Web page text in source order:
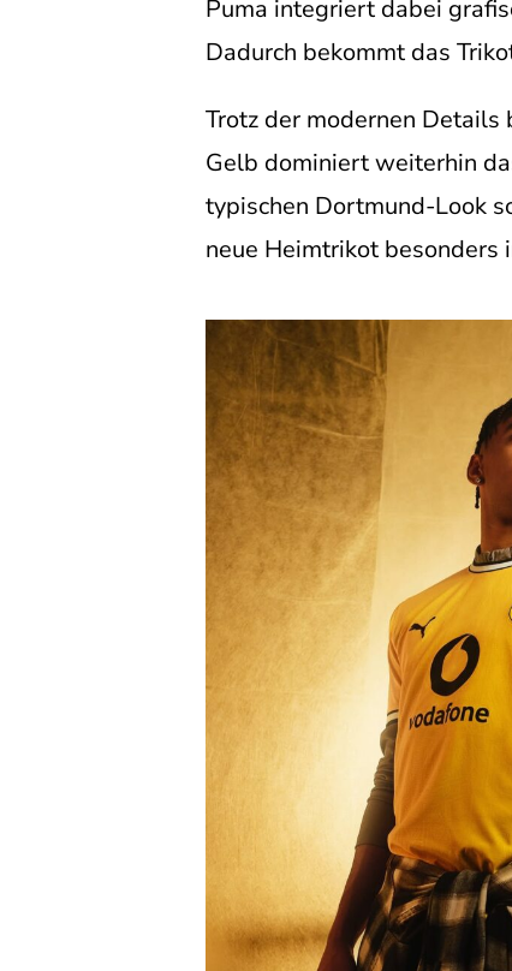
Puma integriert dabei
Dadurch bekommt das
Trotz der modernen Details
Gelb dominiert weiterhin
typischen Dortmund-Look
neue Heimtrikot besonders